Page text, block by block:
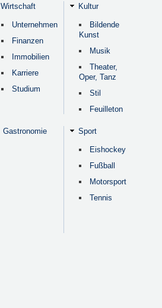
Wirtschaft
Unternehmen
Finanzen
Immobilien
Karriere
Studium
Kultur
Bildende
Kunst
Musik
Theater,
Oper, Tanz
Stil
Feuilleton
Gastronomie Sport
Eishockey
Fußball
Motorsport
Tennis